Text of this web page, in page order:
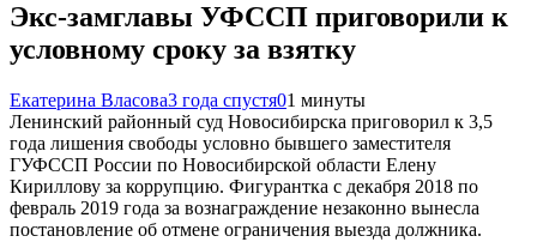
Экс-замглавы УФССП приговорили к
условному сроку за взятку
Екатерина Власова3 года спустя01 минуты
Ленинский районный суд Новосибирска приговорил к 3,5
года лишения свободы условно бывшего заместителя
ГУФССП России по Новосибирской области Елену
Кириллову за коррупцию. Фигурантка с декабря 2018 по
февраль 2019 года за вознаграждение незаконно вынесла
постановление об отмене ограничения выезда должника.